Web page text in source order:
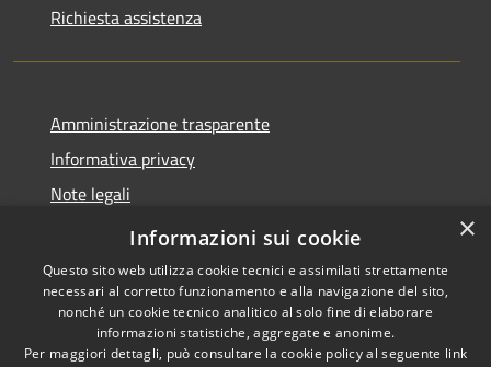
Richiesta assistenza
Amministrazione trasparente
Informativa privacy
Note legali
Dichiarazione di accessibilità
Copyright © 2026 • Comune di
×
Informazioni sui cookie
Questo sito web utilizza cookie tecnici e assimilati strettamente
necessari al corretto funzionamento e alla navigazione del sito,
nonché un cookie tecnico analitico al solo fine di elaborare
informazioni statistiche, aggregate e anonime.
Per maggiori dettagli, può consultare la cookie policy al seguente link